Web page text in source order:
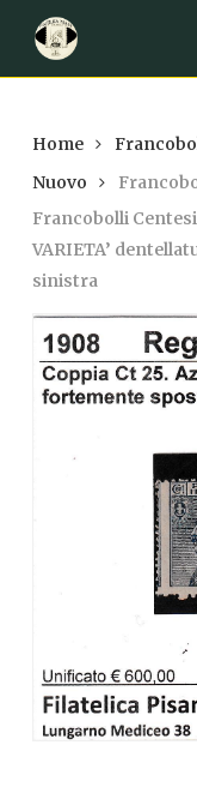
main
Home
Nuovo
Francobolli
VARIETA’
sinistra